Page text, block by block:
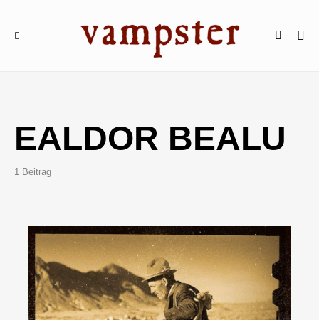
EALDOR BEALU
1 Beitrag